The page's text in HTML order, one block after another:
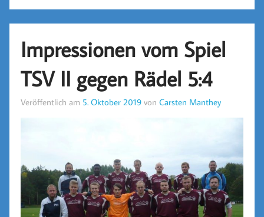
Impressionen vom Spiel
TSV II gegen Rädel 5:4
Veröffentlich am 5. Oktober 2019 vonCarsten Manthey